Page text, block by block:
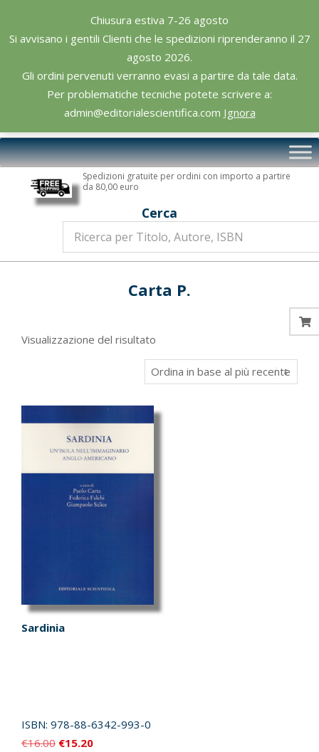
Chiusura estiva 7-26 agosto
Si avvisano i gentili Clienti che le spedizioni riprenderanno il 27
agosto 2026.
Gli ordini pervenuti verranno evasi a partire da tale data.
Per problematiche tecniche potete scrivere a:
admin@editorialescientifica.com Ignora
content
Editoriale
Scientifica
Primary
Navigation
Spedizioni gratuite per ordini con importo a partire
da 80,00 euro
Cerca
Carta P.
Visualizzazione del risultato
Sardinia
ISBN: 978-88-6342-993-0
€16.00 Il
€15.20Il